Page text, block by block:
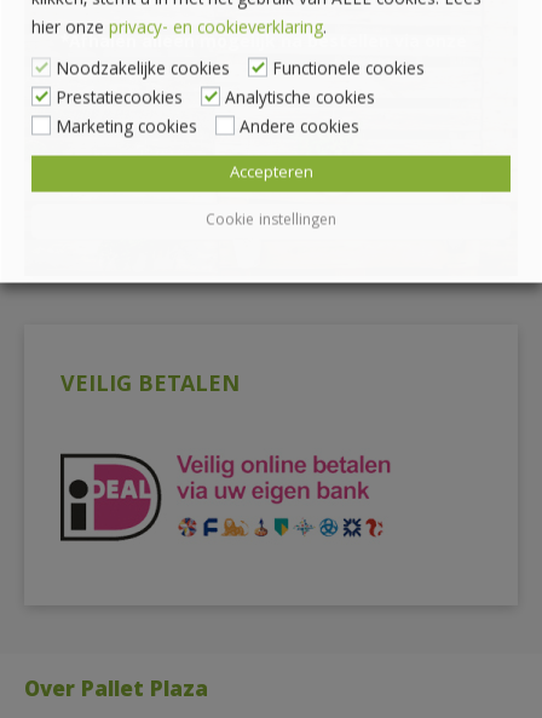
*Afhalen alleen mogelijk na bestellen via onze
webshop
VEILIG BETALEN
Over Pallet Plaza
hier onze privacy- en cookieverklaring.
Noodzakelijke cookies
Functionele cookies
Prestatiecookies
Analytische cookies
Marketing cookies
Andere cookies
Cookie instellingen
Accepteren